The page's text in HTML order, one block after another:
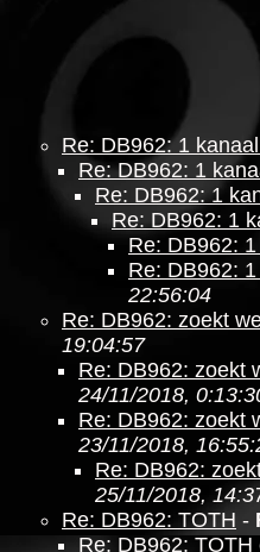
Re: DB962: 1
Re: DB962: 1
Re: DB962: 1
Re: DB962: 1
Re: DB962:
Re: DB962:
22:56:04
Re: DB962: zoekt
19:04:57
Re: DB962: zoekt
24/11/2018,
Re: DB962: zoekt
23/11/2018,
Re: DB962:
25/11/2018,
Re: DB962: TOTH -
Re: DB962: TOTH